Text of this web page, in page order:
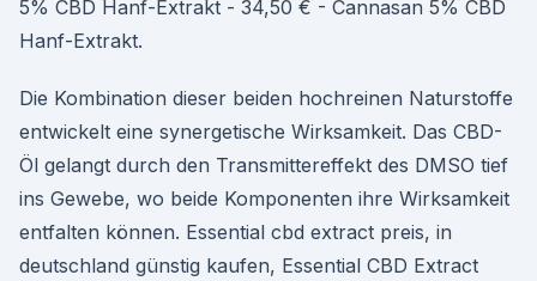
5% CBD Hanf-Extrakt - 34,50 € - Cannasan 5% CBD
Hanf-Extrakt.
Die Kombination dieser beiden hochreinen Naturstoffe
entwickelt eine synergetische Wirksamkeit. Das CBD-
Öl gelangt durch den Transmittereffekt des DMSO tief
ins Gewebe, wo beide Komponenten ihre Wirksamkeit
entfalten können. Essential cbd extract preis, in
deutschland günstig kaufen, Essential CBD Extract